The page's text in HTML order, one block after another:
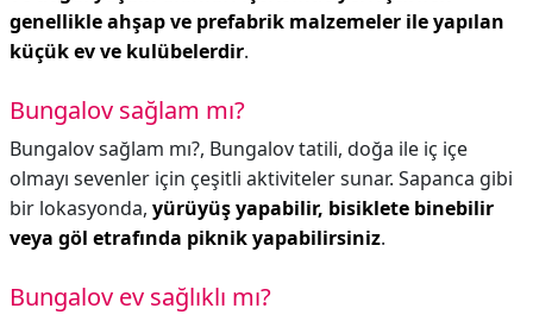
genellikle ahşap ve prefabrik malzemeler ile yapılan
küçük ev ve kulübelerdir.
Bungalov sağlam mı?
Bungalov sağlam mı?, Bungalov tatili, doğa ile iç içe
olmayı sevenler için çeşitli aktiviteler sunar. Sapanca gibi
bir lokasyonda, yürüyüş yapabilir, bisiklete binebilir
veya göl etrafında piknik yapabilirsiniz.
Bungalov ev sağlıklı mı?